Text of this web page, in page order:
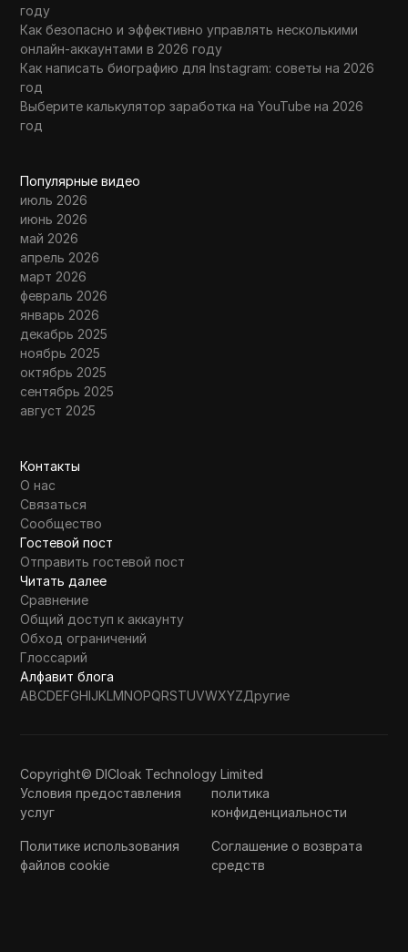
году
Как безопасно и эффективно управлять несколькими
онлайн-аккаунтами в 2026 году
Как написать биографию для Instagram: советы на 2026
год
Выберите калькулятор заработка на YouTube на 2026
год
Популярные видео
июль 2026
июнь 2026
май 2026
апрель 2026
март 2026
февраль 2026
январь 2026
декабрь 2025
ноябрь 2025
октябрь 2025
сентябрь 2025
август 2025
Контакты
О нас
Связаться
Сообщество
Гостевой пост
Отправить гостевой пост
Читать далее
Сравнение
Общий доступ к аккаунту
Обход ограничений
Глоссарий
Алфавит блога
ABCDEFGHIJKLMNOPQRSTUVWXYZДругие
Copyright© DICloak Technology Limited
Условия предоставления
услуг
политика
конфиденциальности
Политике использования
файлов cookie
Соглашение о возврата
средств